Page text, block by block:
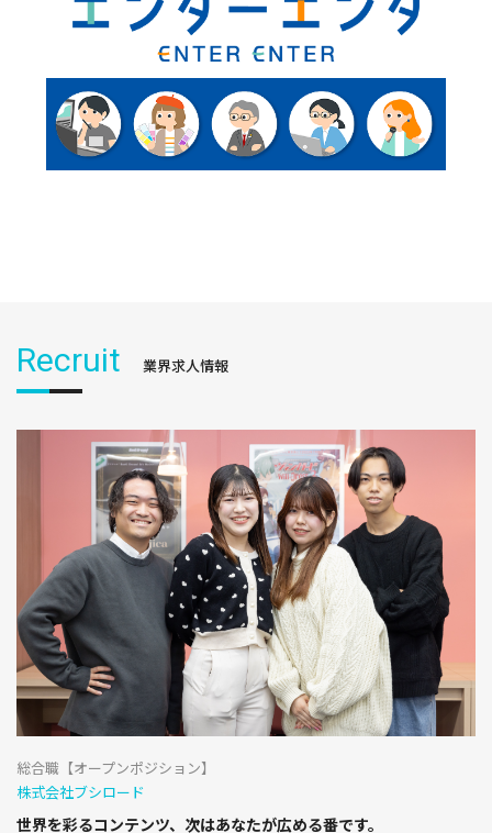
Recruit 業界求人情報
総合職【オープンポジション】
株式会社ブシロード
世界を彩るコンテンツ、次はあなたが広める番です。